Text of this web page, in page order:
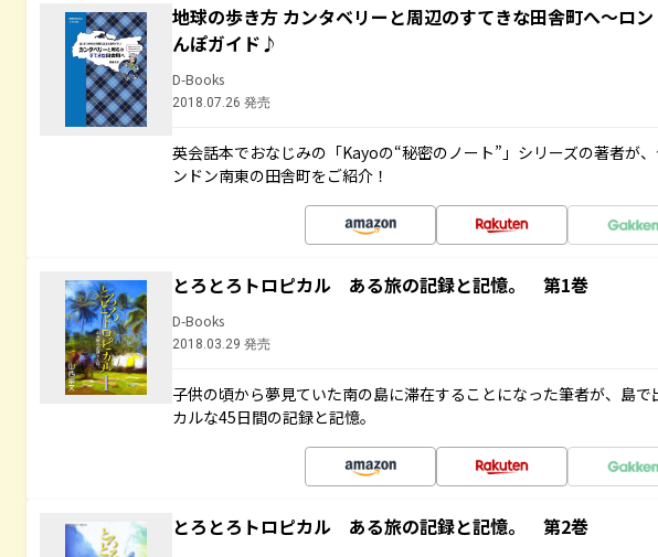
地球の歩き方 カンタベリーと周辺のすてきな田舎町へ～ロ
んぽガイド♪
D-Books
2018.07.26 発売
英会話本でおなじみの「Kayoの“秘密のノート”」シリーズの著者が
ンドン南東の田舎町をご紹介！
とろとろトロピカル ある旅の記録と記憶。 第1巻
D-Books
2018.03.29 発売
子供の頃から夢見ていた南の島に滞在することになった筆者が、島
カルな45日間の記録と記憶。
とろとろトロピカル ある旅の記録と記憶。 第2巻